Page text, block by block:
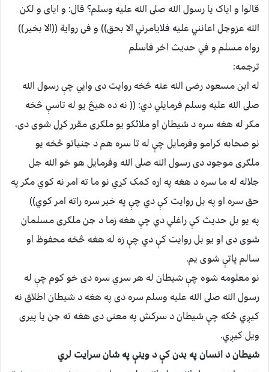
قالوا و اياک يا رسول الله صلى الله عليه وسلم؟ قال: و اياى و لکن
الله عزوجل اعانني عليه فلايامرني الا بحق)) و فى رواية ((الا بخير))
رواه مسلم و في حديث اخر فاسلم
ترجمه:
له ابن مسعود رضى الله عنه څخه روايت دى وايي چې رسول الله
صلى الله عليه وسلم فرمايلي دي: (( نه ده هيڅ يو له تاسې څخه
مګر له هغه سره د شيطان او ملائکو يو ملګرى مقرر کړل شوى دى،
نو صحابه کرامو وفرمايل چې له تا سره هم د جنياتو څخه يو
ملګرى موجود دى رسول الله صلى الله وفرمايل هو خو الله جل
جلاله له ما سره د هغه په اړه کمک کړي نو ما ته امر نه کوي مګر په
حق سره او په بل روايت کې دي چې په خير سره راته امر کوي))
په يو بل حديث کې راغلي دي چې هغه زما د جن ملګرى مسلمان
شوى دى او يو بل روايت کې دي چې زه له هغه څخه محفوظ او
سالم پاتې شوى يم.
نو معلومه شوه چې شيطان له هر سړي سره دى خو کوم چې له
رسول الله صلى الله عليه وسلم سره دى په هغه د شيطان اطلاق نه
کيږي ځکه چې شيطان د سرکش په معنى دى هغه ته جن يا پيرى
ويل کيږي.
شيطان د انسان په بدن کې د وينې په شان سرايت لري